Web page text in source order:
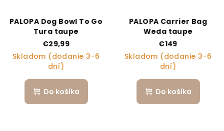
PALOPA Dog Bowl To Go
Tura taupe
€29,99
Skladom (dodanie 3-6
dní)
Do košíka
PALOPA Carrier Bag
Weda taupe
€149
Skladom (dodanie 3-6
dní)
Do košíka